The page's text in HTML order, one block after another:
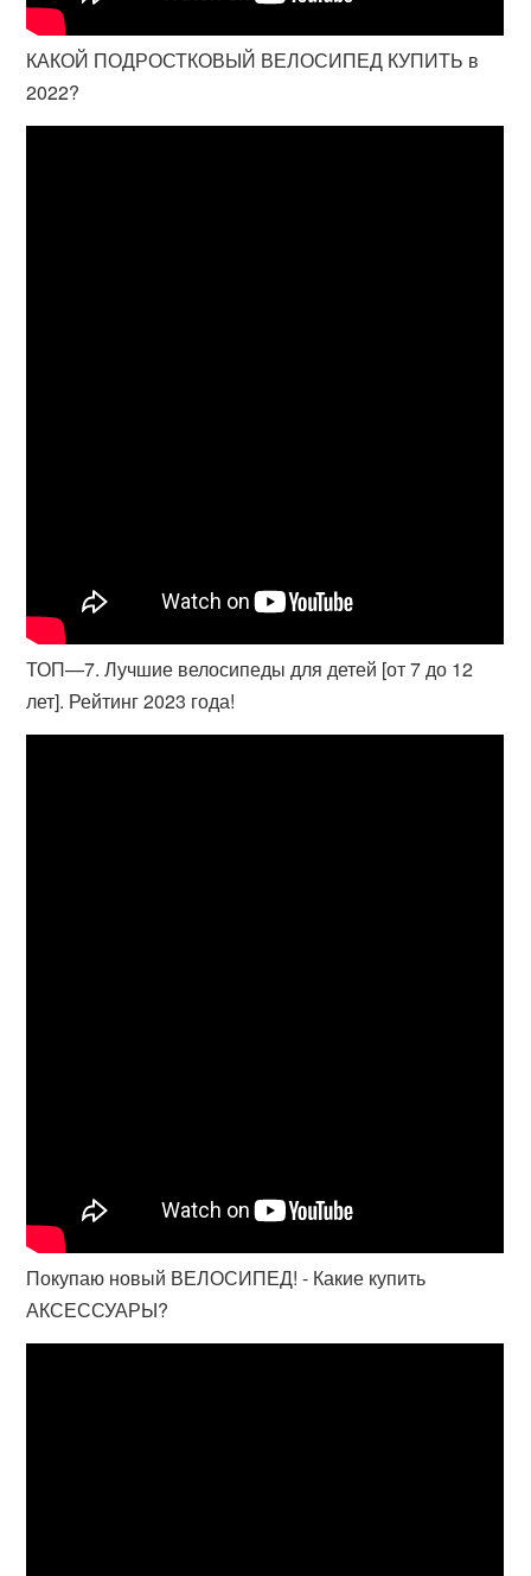
КАКОЙ ПОДРОСТКОВЫЙ ВЕЛОСИПЕД КУПИТЬ в
2022?
ТОП—7. Лучшие велосипеды для детей [от 7 до 12
лет]. Рейтинг 2023 года!
Покупаю новый ВЕЛОСИПЕД! - Какие купить
АКСЕССУАРЫ?